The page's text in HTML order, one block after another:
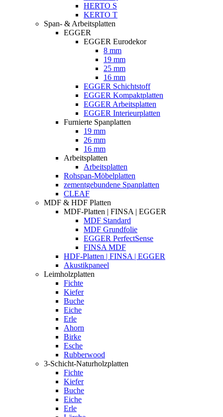
HERTO S
KERTO T
Span- & Arbeitsplatten
EGGER
EGGER Eurodekor
8 mm
19 mm
25 mm
16 mm
EGGER Schichtstoff
EGGER Kompaktplatten
EGGER Arbeitsplatten
EGGER Interieurplatten
Furnierte Spanplatten
19 mm
26 mm
16 mm
Arbeitsplatten
Arbeitsplatten
Rohspan-Möbelplatten
zementgebundene Spanplatten
CLEAF
MDF & HDF Platten
MDF-Platten | FINSA | EGGER
MDF Standard
MDF Grundfolie
EGGER PerfectSense
FINSA MDF
HDF-Platten | FINSA | EGGER
Akustikpaneel
Leimholzplatten
Fichte
Kiefer
Buche
Eiche
Erle
Ahorn
Birke
Esche
Rubberwood
3-Schicht-Naturholzplatten
Fichte
Kiefer
Buche
Eiche
Erle